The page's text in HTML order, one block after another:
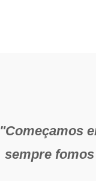
"Começamos
sempre